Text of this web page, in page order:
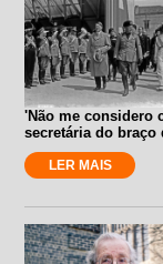
'Não me considero
secretária do
LER MAIS